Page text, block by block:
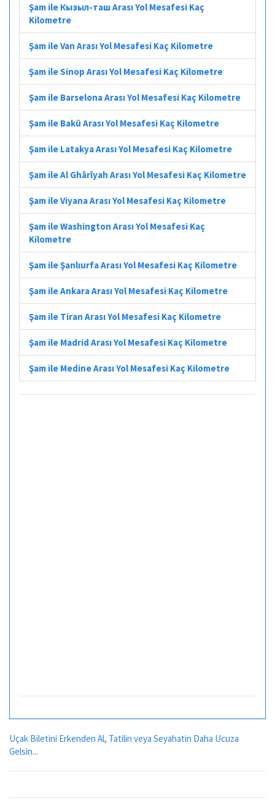
Şam ile Кызыл-таш Arası Yol Mesafesi Kaç
Kilometre
Şam ile Van Arası Yol Mesafesi Kaç Kilometre
Şam ile Sinop Arası Yol Mesafesi Kaç Kilometre
Şam ile Barselona Arası Yol Mesafesi Kaç Kilometre
Şam ile Bakü Arası Yol Mesafesi Kaç Kilometre
Şam ile Latakya Arası Yol Mesafesi Kaç Kilometre
Şam ile Al Ghārīyah Arası Yol Mesafesi Kaç Kilometre
Şam ile Viyana Arası Yol Mesafesi Kaç Kilometre
Şam ile Washington Arası Yol Mesafesi Kaç
Kilometre
Şam ile Şanlıurfa Arası Yol Mesafesi Kaç Kilometre
Şam ile Ankara Arası Yol Mesafesi Kaç Kilometre
Şam ile Tiran Arası Yol Mesafesi Kaç Kilometre
Şam ile Madrid Arası Yol Mesafesi Kaç Kilometre
Şam ile Medine Arası Yol Mesafesi Kaç Kilometre
Uçak Biletini Erkenden Al, Tatilin veya Seyahatin Daha Ucuza
Gelsin...